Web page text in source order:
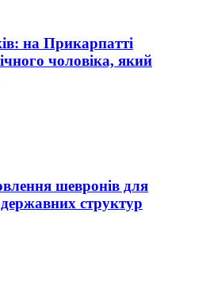
на Прикарпатті
чоловіка, який
шевронів для
структур